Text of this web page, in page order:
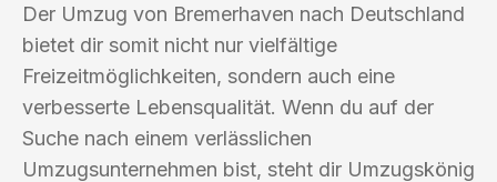
Der Umzug von Bremerhaven nach Deutschland
bietet dir somit nicht nur vielfältige
Freizeitmöglichkeiten, sondern auch eine
verbesserte Lebensqualität. Wenn du auf der
Suche nach einem verlässlichen
Umzugsunternehmen bist, steht dir Umzugskönig